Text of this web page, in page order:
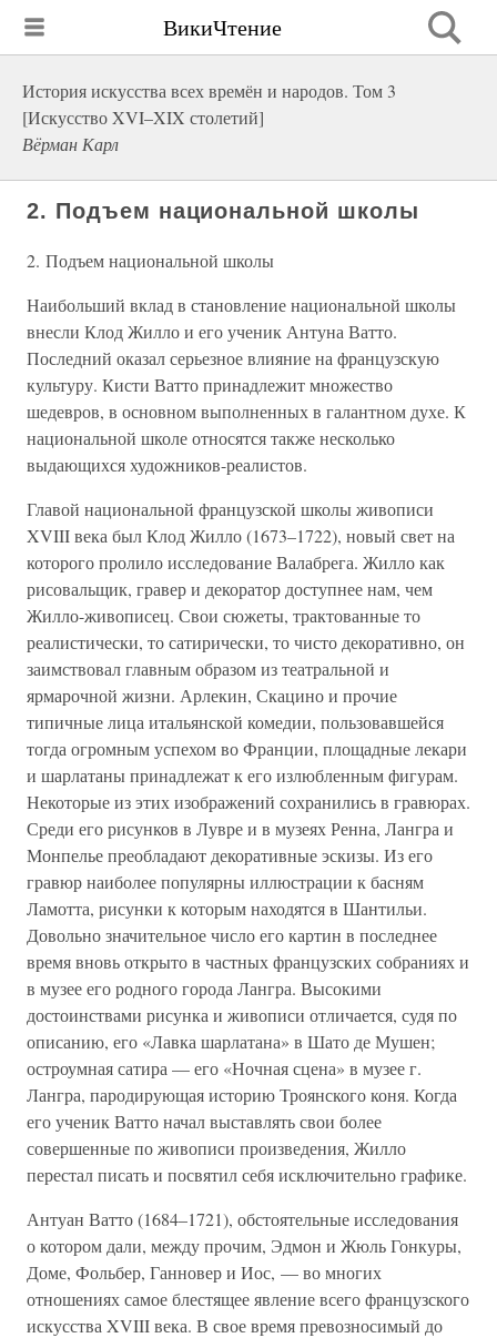
ВикиЧтение
История искусства всех времён и народов. Том 3
[Искусство XVI–XIX столетий]
Вёрман Карл
2. Подъем национальной школы
2. Подъем национальной школы
Наибольший вклад в становление национальной школы
внесли Клод Жилло и его ученик Антуна Ватто.
Последний оказал серьезное влияние на французскую
культуру. Кисти Ватто принадлежит множество
шедевров, в основном выполненных в галантном духе. К
национальной школе относятся также несколько
выдающихся художников-реалистов.
Главой национальной французской школы живописи
XVIII века был Клод Жилло (1673–1722), новый свет на
которого пролило исследование Валабрега. Жилло как
рисовальщик, гравер и декоратор доступнее нам, чем
Жилло-живописец. Свои сюжеты, трактованные то
реалистически, то сатирически, то чисто декоративно, он
заимствовал главным образом из театральной и
ярмарочной жизни. Арлекин, Скацино и прочие
типичные лица итальянской комедии, пользовавшейся
тогда огромным успехом во Франции, площадные лекари
и шарлатаны принадлежат к его излюбленным фигурам.
Некоторые из этих изображений сохранились в гравюрах.
Среди его рисунков в Лувре и в музеях Ренна, Лангра и
Монпелье преобладают декоративные эскизы. Из его
гравюр наиболее популярны иллюстрации к басням
Ламотта, рисунки к которым находятся в Шантильи.
Довольно значительное число его картин в последнее
время вновь открыто в частных французских собраниях и
в музее его родного города Лангра. Высокими
достоинствами рисунка и живописи отличается, судя по
описанию, его «Лавка шарлатана» в Шато де Мушен;
остроумная сатира — его «Ночная сцена» в музее г.
Лангра, пародирующая историю Троянского коня. Когда
его ученик Ватто начал выставлять свои более
совершенные по живописи произведения, Жилло
перестал писать и посвятил себя исключительно графике.
Антуан Ватто (1684–1721), обстоятельные исследования
о котором дали, между прочим, Эдмон и Жюль Гонкуры,
Доме, Фольбер, Ганновер и Иос, — во многих
отношениях самое блестящее явление всего французского
искусства XVIII века. В свое время превозносимый до